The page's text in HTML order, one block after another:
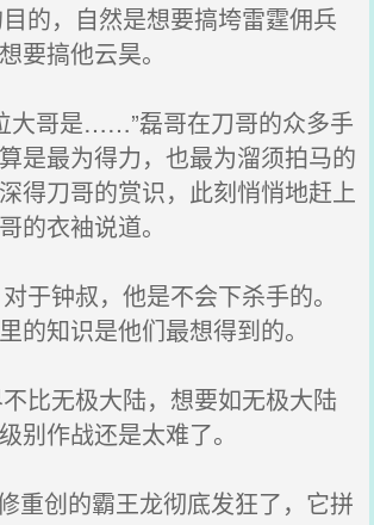
的，自然是想要搞垮雷霆佣兵
要搞他云昊。
大哥是……”磊哥在刀哥的众多手
是最为得力，也最为溜须拍马的
得刀哥的赏识，此刻悄悄地赶上
的衣袖说道。
于钟叔，他是不会下杀手的。
的知识是他们最想得到的。
比无极大陆，想要如无极大陆
别作战还是太难了。
重创的霸王龙彻底发狂了，它拼